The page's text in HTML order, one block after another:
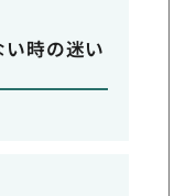
い時の迷い